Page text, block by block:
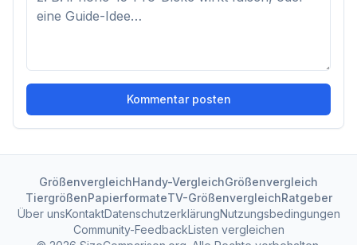
Kommentar posten
GrößenvergleichHandy-VergleichGrößenvergleich
TiergrößenPapierformateTV-GrößenvergleichRatgeber
Über unsKontaktDatenschutzerklärungNutzungsbedingungen
Community-FeedbackListen vergleichen